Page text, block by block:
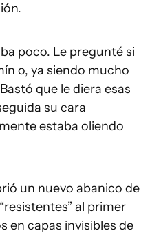
poco. Le pregunté si
o, ya siendo mucho
que le diera esas
su cara
estaba oliendo
un nuevo abanico de
al primer
en capas invisibles de